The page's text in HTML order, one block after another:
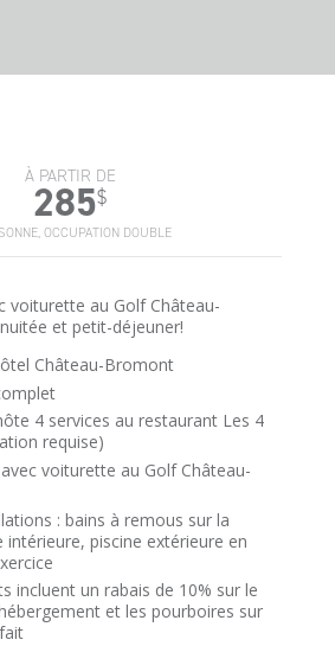
À PARTIR DE
285$
OCCUPATION DOUBLE
voiturette au Golf Château-
et petit-déjeuner!
Château-Bromont
4 services au restaurant Les 4
requise)
voiturette au Golf Château-
: bains à remous sur la
intérieure, piscine extérieure en
incluent un rabais de 10% sur le
et les pourboires sur